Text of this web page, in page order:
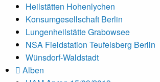
Heilstätten Hohenlychen
Konsumgesellschaft Berlin
Lungenheilstätte Grabowsee
NSA Fieldstation Teufelsberg Berlin
Wünsdorf-Waldstadt
Alben